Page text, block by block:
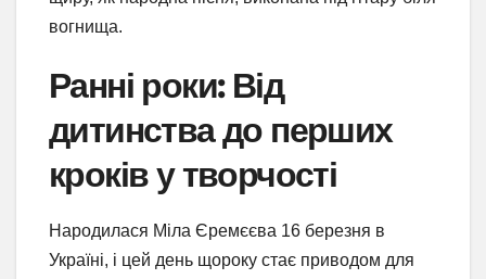
вогнища.
Ранні роки: Від
дитинства до перших
кроків у творчості
Народилася Міла Єремєєва 16 березня в
Україні, і цей день щороку стає приводом для